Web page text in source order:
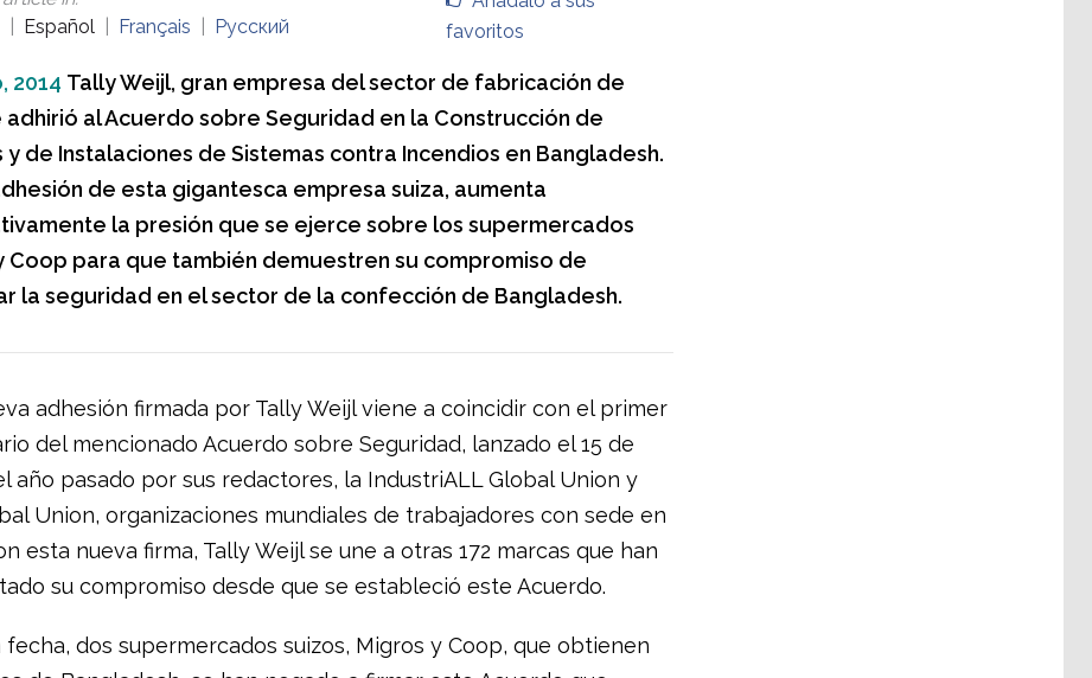
favoritos
Español Français Русский
2014 Tally Weijl, gran empresa del sector de fabricación de
adhirió al Acuerdo sobre Seguridad en la Construcción de
y de Instalaciones de Sistemas contra Incendios en Bangladesh.
de esta gigantesca empresa suiza, aumenta
la presión que se ejerce sobre los supermercados
Coop para que también demuestren su compromiso de
la seguridad en el sector de la confección de Bangladesh.
adhesión firmada por Tally Weijl viene a coincidir con el primer
del mencionado Acuerdo sobre Seguridad, lanzado el 15 de
año pasado por sus redactores, la IndustriALL Global Union y
Union, organizaciones mundiales de trabajadores con sede en
esta nueva firma, Tally Weijl se une a otras 172 marcas que han
su compromiso desde que se estableció este Acuerdo.
fecha, dos supermercados suizos, Migros y Coop, que obtienen